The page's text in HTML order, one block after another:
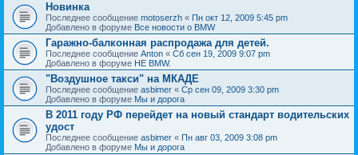
Новинка
Последнее сообщение motoserzh « Пн окт 12, 2009 5:45 pm
Добавлено в форуме Все новости о BMW
Гаражно-балконная распродажа для детей.
Последнее сообщение Anton « Сб сен 19, 2009 9:07 pm
Добавлено в форуме НЕ BMW.
"Воздушное такси" на МКАДЕ
Последнее сообщение asbimer « Ср сен 09, 2009 3:30 pm
Добавлено в форуме Мы и дорога
В 2011 году РФ перейдет на новый стандарт водительских
удост
Последнее сообщение asbimer « Пн авг 03, 2009 3:08 pm
Добавлено в форуме Мы и дорога